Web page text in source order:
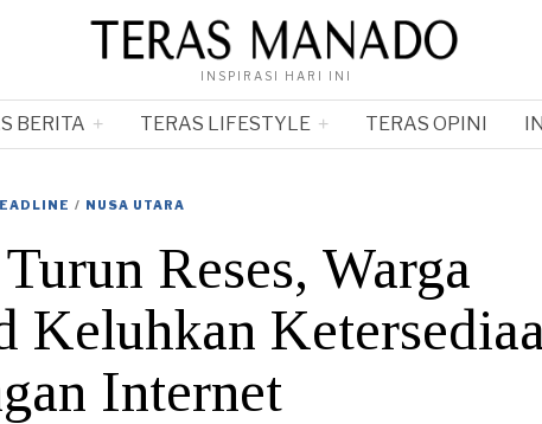
INSPIRASI HARI INI
BERITA TERAS LIFESTYLE TERAS OPINI
/ NUSA UTARA
Reses, Warga
Keluhkan
Internet